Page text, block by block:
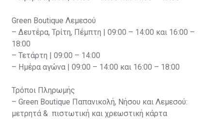
Green Boutique Λεμεσού
– Δευτέρα, Τρίτη, Πέμπτη | 09:00 – 14:00 και 16:00 –
18:00
– Τετάρτη | 09:00 – 14:00
– Ημέρα αγώνα | 09:00 – 14:00 και 16:00 – 18:00
Τρόποι Πληρωμής
– Green Boutique Παπανικολή, Νήσου και Λεμεσού:
μετρητά & πιστωτική και χρεωστική κάρτα